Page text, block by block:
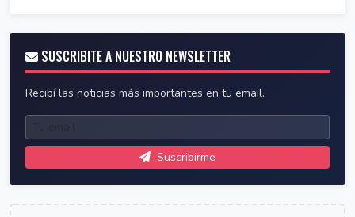
SUSCRIBITE A NUESTRO NEWSLETTER
Recibí las noticias más importantes en tu email.
Suscribirme